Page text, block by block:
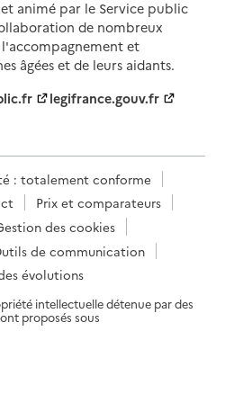
animé par le Service public
de nombreux
l'accompagnement et
âgées et de leurs aidants.
legifrance.gouv.fr
: totalement conforme
Prix et comparateurs
des cookies
de communication
évolutions
intellectuelle détenue par des
proposés sous